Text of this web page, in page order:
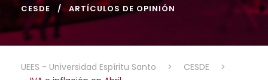
CESDE ARTÍCULOS DE OPINIÓN
UEES - Universidad Espíritu Santo > CESDE
>